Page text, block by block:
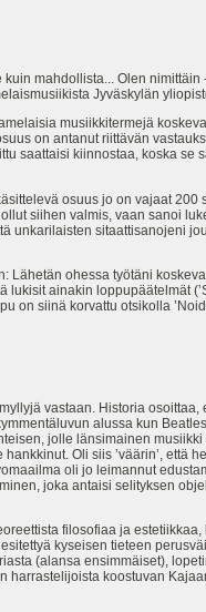
mahdollista... Olen
Jyväskylän
musiikkitermejä
on antanut riittävän
saattaisi kiinnostaa, koska se
osuus jo on vajaat 200
siihen valmis, vaan sanoi
unkarilaisten sitaattisanojeni
ohessa työtäni
ainakin loppupäätelmät
on siinä korvattu otsikolla
vastaan. Historia osoittaa,
alussa kun
jolle länsimainen
Oli siis ’väärin’, että
oli jo leimannut
joka antaisi selityksen
filosofiaa ja
kyseisen tieteen
(alansa ensimmäiset),
koostuvan